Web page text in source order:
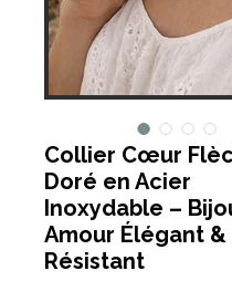
Collier Cœur
Doré en Acier
Inoxydable –
Amour Élégant &
Résistant